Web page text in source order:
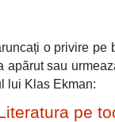
o privire
apărut sau
lui Klas Ekman:
pe